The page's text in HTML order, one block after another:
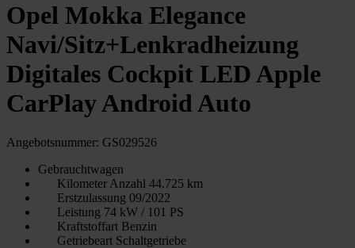
Opel Mokka Elegance
Navi/Sitz+Lenkradheizung
Digitales Cockpit LED Apple
CarPlay Android Auto
Angebotsnummer: GS029526
Gebrauchtwagen
Kilometer Anzahl 44.725 km
Erstzulassung 09/2022
Leistung 74 kW / 101 PS
Kraftstoffart Benzin
Getriebeart Schaltgetriebe